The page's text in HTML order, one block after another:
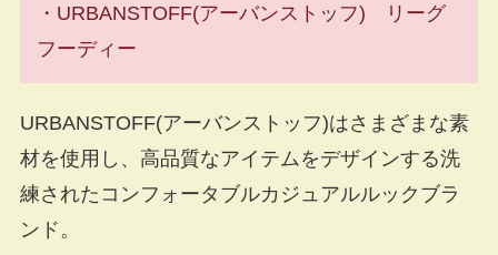
・URBANSTOFF(アーバンストッフ) リーグ
フーディー
URBANSTOFF(アーバンストッフ)はさまざまな素
材を使用し、高品質なアイテムをデザインする洗
練されたコンフォータブルカジュアルルックブラ
ンド。